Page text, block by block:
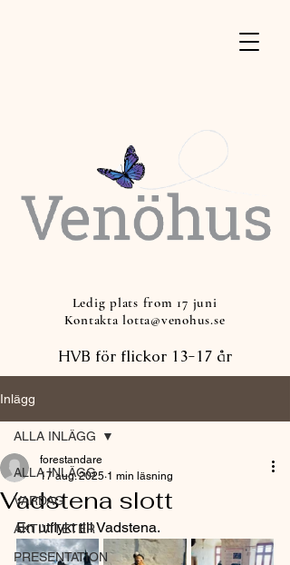
HVB för flickor 13-17 år
Ledig plats from 17 juni
Kontakta lotta@venohus.se
Inlägg
ALLA INLÄGG
VARDAG
AKTIVITETER
PRESENTATION
ALLA INLÄGG
Vadstena slott
forestandare
17 aug. 2025 1 min läsning
En utflykt till Vadstena.